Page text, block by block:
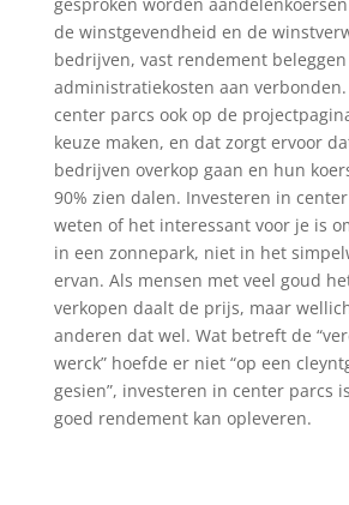
de winstgevendheid en de
bedrijven, vast rendement
administratiekosten aan
center parcs ook op de
keuze maken, en dat zorgt ervoor
bedrijven overkop gaan en hun
90% zien dalen. Investeren in
weten of het interessant voor je is
in een zonnepark, niet in het
ervan. Als mensen met veel goud
verkopen daalt de prijs, maar
anderen dat wel. Wat betreft de
werck” hoefde er niet “op een
gesien”, investeren in center parcs
goed rendement kan opleveren.